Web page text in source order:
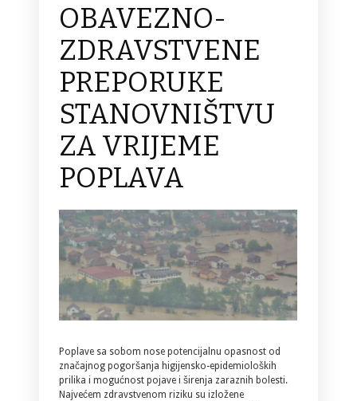
OBAVEZNO-
ZDRAVSTVENE
PREPORUKE
STANOVNIŠTVU
ZA VRIJEME
POPLAVA
Poplave sa sobom nose potencijalnu opasnost od
značajnog pogoršanja higijensko-epidemioloških
prilika i mogućnost pojave i širenja zaraznih bolesti.
Najvećem zdravstvenom riziku su izložene